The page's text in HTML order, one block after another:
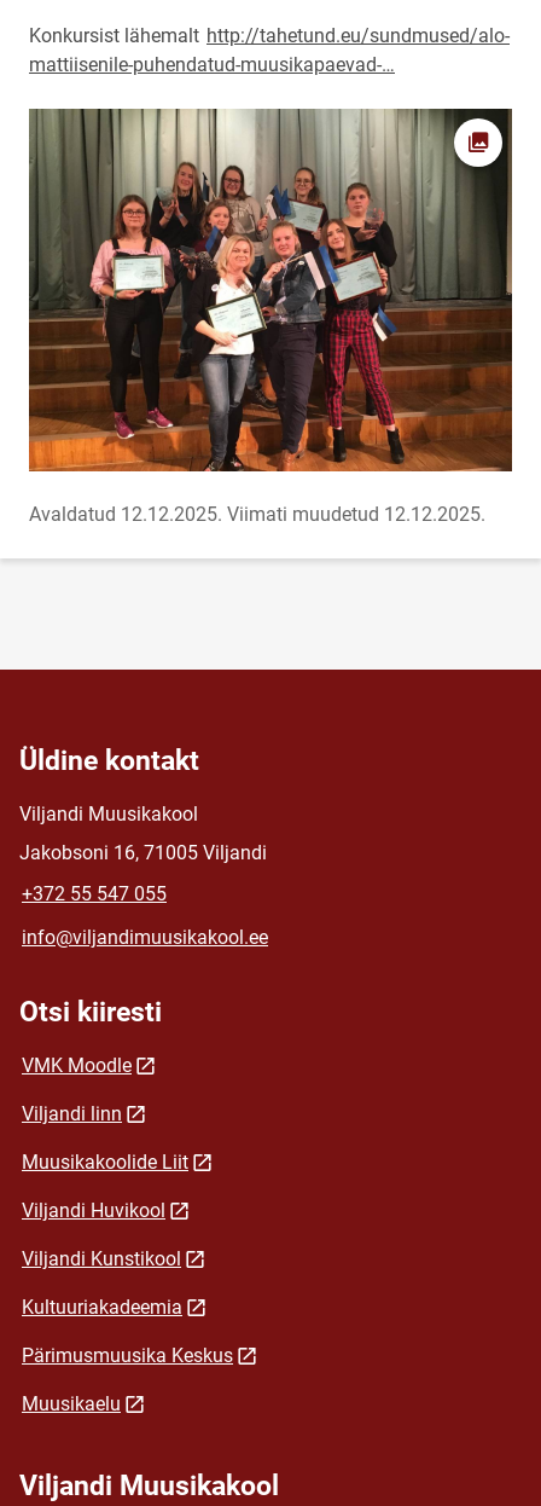
Konkursist lähemalt http://tahetund.eu/sundmused/alo-
mattiisenile-puhendatud-muusikapaevad-…
Ava
Avaldatud 12.12.2025. Viimati muudetud 12.12.2025.
Üldine kontakt
Viljandi Muusikakool
Jakobsoni 16, 71005 Viljandi
+372 55 547 055
info@viljandimuusikakool.ee
Otsi kiiresti
VMK Moodle
Viljandi linn
Muusikakoolide Liit
Viljandi Huvikool
Viljandi Kunstikool
Kultuuriakadeemia
Pärimusmuusika Keskus
Muusikaelu
Viljandi Muusikakool